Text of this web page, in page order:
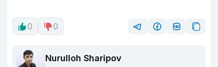
0 0
Nurulloh Sharipov